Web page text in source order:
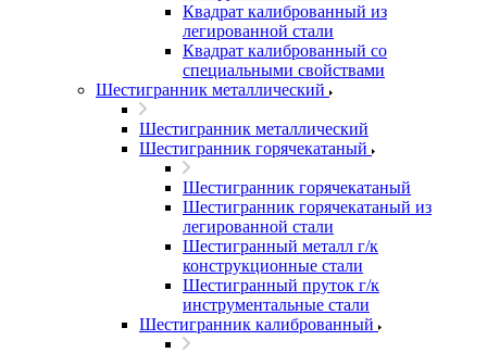
Квадрат калиброванный из
легированной стали
Квадрат калиброванный со
специальными свойствами
Шестигранник металлический
Шестигранник металлический
Шестигранник горячекатаный
Шестигранник горячекатаный
Шестигранник горячекатаный из
легированной стали
Шестигранный металл г/к
конструкционные стали
Шестигранный пруток г/к
инструментальные стали
Шестигранник калиброванный